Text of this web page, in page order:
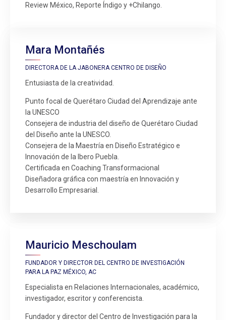
Review México, Reporte Índigo y +Chilango.
Mara Montañés
DIRECTORA DE LA JABONERA CENTRO DE DISEÑO
Entusiasta de la creatividad.
Punto focal de Querétaro Ciudad del Aprendizaje ante
la UNESCO
Consejera de industria del diseño de Querétaro Ciudad
del Diseño ante la UNESCO.
Consejera de la Maestría en Diseño Estratégico e
Innovación de la Ibero Puebla.
Certificada en Coaching Transformacional
Diseñadora gráfica con maestría en Innovación y
Desarrollo Empresarial.
Mauricio Meschoulam
FUNDADOR Y DIRECTOR DEL CENTRO DE INVESTIGACIÓN
PARA LA PAZ MÉXICO, AC
Especialista en Relaciones Internacionales, académico,
investigador, escritor y conferencista.
Fundador y director del Centro de Investigación para la